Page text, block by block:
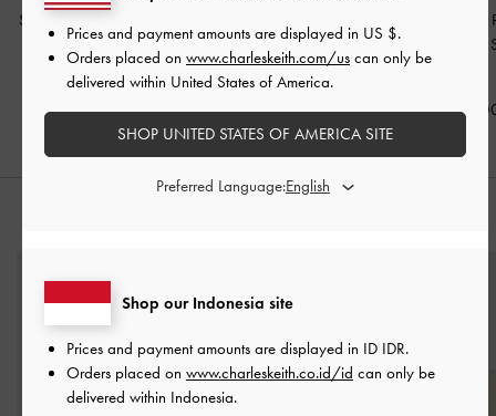
Sepatu Sneakers Metallic
Jace Recycled Leather-
Silver
IDR1,699,000
Patterned-Lace Mesh
Metallic-Silver
IDR1,099,000
Sepatu Sneakers
Mary Jane Faux
Shop our Indonesia site
Prices and payment amounts are displayed in ID IDR.
Orders placed on www.charleskeith.co.id/id can only be
delivered within Indonesia.
Prices and payment amounts are displayed in US $.
Orders placed on www.charleskeith.com/us can only be
delivered within United States of America.
SHOP UNITED STATES OF AMERICA SITE
Preferred Language: